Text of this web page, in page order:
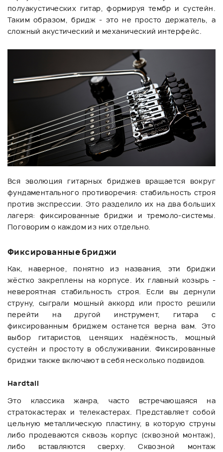
полуакустических гитар, формируя тембр и сустейн.
Таким образом, бридж - это не просто держатель, а
сложный акустический и механический интерфейс.
Вся эволюция гитарных бриджев вращается вокруг
фундаментального противоречия: стабильность строя
против экспрессии. Это разделило их на два больших
лагеря: фиксированные бриджи и тремоло-системы.
Поговорим о каждом из них отдельно.
Фиксированные бриджи
Как, наверное, понятно из названия, эти бриджи
жёстко закреплены на корпусе. Их главный козырь -
невероятная стабильность строя. Если вы дернули
струну, сыграли мощный аккорд или просто решили
перейти на другой инструмент, гитара с
фиксированным бриджем останется верна вам. Это
выбор гитаристов, ценящих надёжность, мощный
сустейн и простоту в обслуживании. Фиксированные
бриджи также включают в себя несколько подвидов.
Hardtail
Это классика жанра, часто встречающаяся на
стратокастерах и телекастерах. Представляет собой
цельную металлическую пластину, в которую струны
либо продеваются сквозь корпус (сквозной монтаж),
либо вставляются сверху. Сквозной монтаж